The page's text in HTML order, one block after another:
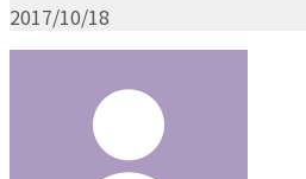
2017/10/18